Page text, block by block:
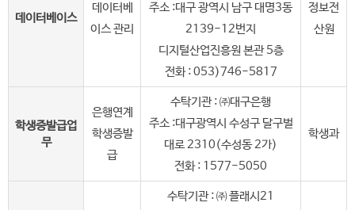
데이터베이스
데이터베
이스 관리
주소 :대구 광역시 남구 대명3동
2139-12번지
디지털산업진흥원 본관 5층
전화 : 053)746-5817
정보전
산원
학생증발급업
무
은행연계
학생증발
급
수탁기관 : ㈜대구은행
주소 :대구광역시 수성구 달구벌
대로 2310(수성동 2가)
전화 : 1577-5050
학생과
수탁기관 : ㈜ 플래시21